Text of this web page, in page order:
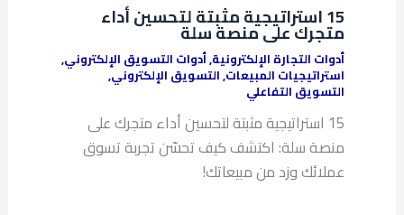
15 استراتيجية مثبتة لتحسين أداء
متجرك على منصة سلة
أدوات التجارة الإلكترونية,أدوات التسويق الإلكتروني,
استراتيجيات المبيعات,التسويق الإلكتروني,
التسويق التفاعلي
15 استراتيجية مثبتة لتحسين أداء متجرك على
منصة سلة: اكتشف كيف تحسّن تجربة تسوق
عملائك وزد من مبيعاتك!